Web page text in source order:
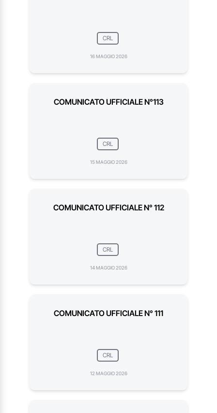
CRL
16 MAGGIO 2026
COMUNICATO UFFICIALE N°113
CRL
15 MAGGIO 2026
COMUNICATO UFFICIALE N° 112
CRL
14 MAGGIO 2026
COMUNICATO UFFICIALE N° 111
CRL
12 MAGGIO 2026